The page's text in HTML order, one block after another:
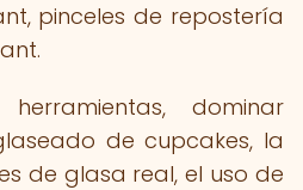
pinceles de repostería
dominar
de cupcakes, la
de glasa real, el uso de